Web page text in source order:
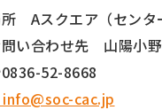
Aスクエア（センタ
い合わせ先 山陽小
52-8668
info@soc-cac.jp